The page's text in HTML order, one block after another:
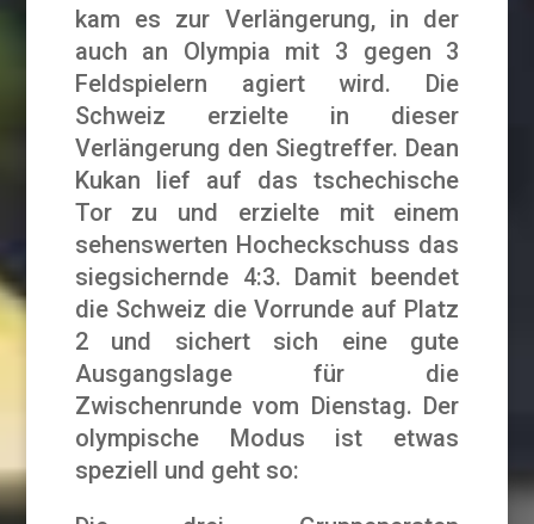
kam es zur Verlängerung, in der
auch an Olympia mit 3 gegen 3
Feldspielern agiert wird. Die
Schweiz erzielte in dieser
Verlängerung den Siegtreffer. Dean
Kukan lief auf das tschechische
Tor zu und erzielte mit einem
sehenswerten Hocheckschuss das
siegsichernde 4:3. Damit beendet
die Schweiz die Vorrunde auf Platz
2 und sichert sich eine gute
Ausgangslage für die
Zwischenrunde vom Dienstag. Der
olympische Modus ist etwas
speziell und geht so: